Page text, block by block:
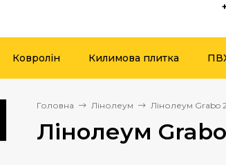
Ковролін Килимова плитка
Головна Лінолеум Лінолеум Grabo
Лінолеум